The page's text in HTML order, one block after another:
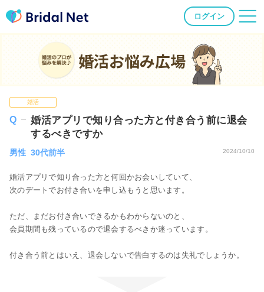
ログイン
婚活お悩み広場
婚活
婚活アプリで知り合った方と付き合う前に退会
するべきですか
男性 30代前半 2024/10/10
婚活アプリで知り合った方と何回かお会いしていて、
次のデートでお付き合いを申し込もうと思います。
ただ、まだお付き合いできるかもわからないのと、
会員期間も残っているので退会するべきか迷っています。
付き合う前とはいえ、退会しないで告白するのは失礼でしょうか。